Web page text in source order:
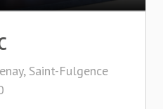
Saint-Fulgence